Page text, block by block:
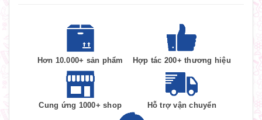
Hơn 10.000+ sản phẩm Hợp tác 200+ thương hiệu
Cung ứng 1000+ shop Hỗ trợ vận chuyển